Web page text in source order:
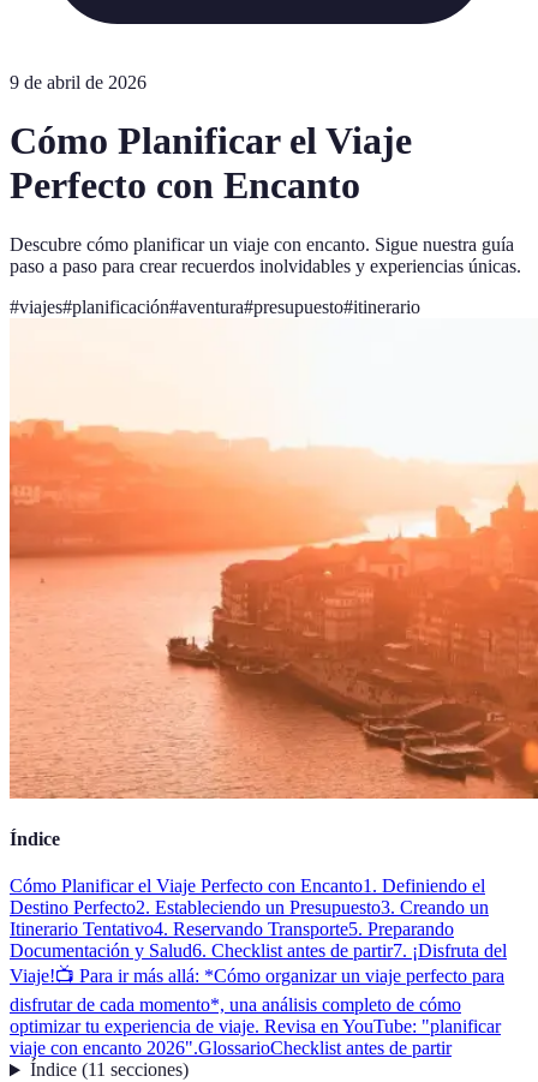
9 de abril de 2026
Cómo Planificar el Viaje
Perfecto con Encanto
Descubre cómo planificar un viaje con encanto. Sigue nuestra guía
paso a paso para crear recuerdos inolvidables y experiencias únicas.
#viajes#planificación#aventura#presupuesto#itinerario
Índice
Cómo Planificar el Viaje Perfecto con Encanto1. Definiendo el
Destino Perfecto2. Estableciendo un Presupuesto3. Creando un
Itinerario Tentativo4. Reservando Transporte5. Preparando
Documentación y Salud6. Checklist antes de partir7. ¡Disfruta del
Viaje!📺 Para ir más allá: *Cómo organizar un viaje perfecto para
disfrutar de cada momento*, una análisis completo de cómo
optimizar tu experiencia de viaje. Revisa en YouTube: "planificar
viaje con encanto 2026".GlossarioChecklist antes de partir
Índice(11 secciones)